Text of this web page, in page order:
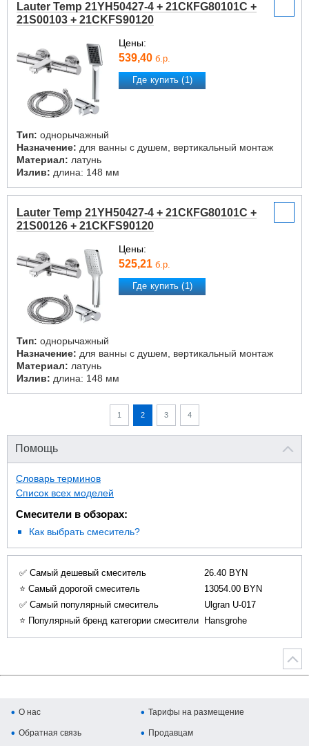
Lauter Temp 21YH50427-4 + 21СКFG80101C +
21S00103 + 21CKFS90120
Цены:
539,40 б.р.
Где купить (1)
Тип: однорычажный
Назначение: для ванны с душем, вертикальный монтаж
Материал: латунь
Излив: длина: 148 мм
Lauter Temp 21YH50427-4 + 21СКFG80101C +
21S00126 + 21CKFS90120
Цены:
525,21 б.р.
Где купить (1)
Тип: однорычажный
Назначение: для ванны с душем, вертикальный монтаж
Материал: латунь
Излив: длина: 148 мм
1 2 3 4
Помощь
Словарь терминов
Список всех моделей
Смесители в обзорах:
Как выбрать смеситель?
✅ Самый дешевый смеситель
26.40 BYN
⭐ Самый дорогой смеситель
13054.00 BYN
✅ Самый популярный смеситель
Ulgran U-017
⭐ Популярный бренд категории смесители Hansgrohe
О нас Тарифы на размещение
Обратная связь Продавцам